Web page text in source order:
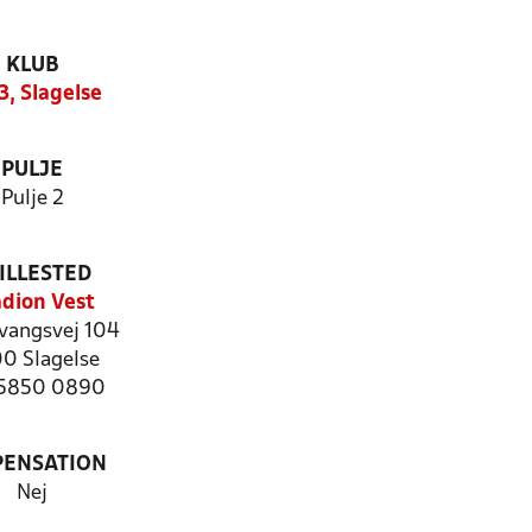
KLUB
Slagelse
PULJE
Pulje 2
Vest
104
Slagelse
5850 0890
Nej